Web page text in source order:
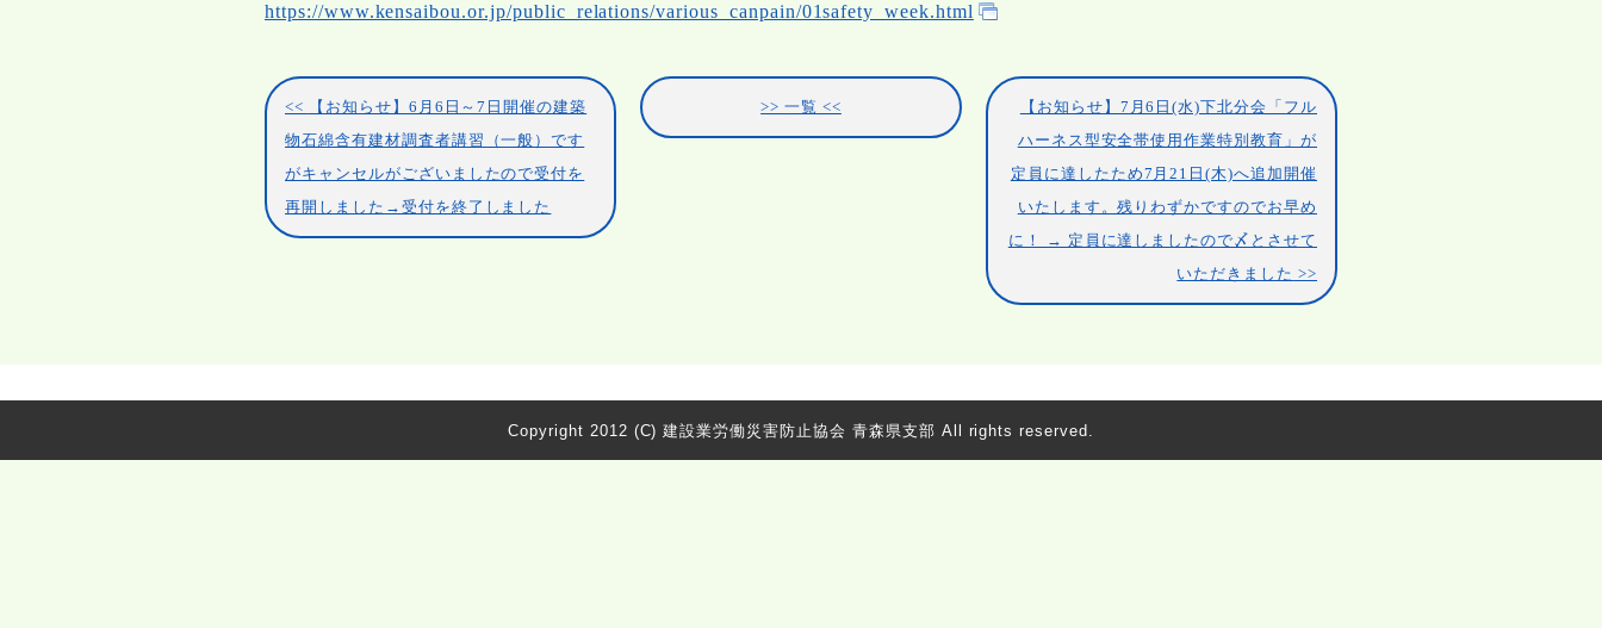
https://www.kensaibou.or.jp/public_relations/various_canpain/01safety_week.html
【お知らせ】6月6日～7日開催の建築
物石綿含有建材調査者講習（一般）です
がキャンセルがございましたので受付を
再開しました→受付を終了しました
一覧
【お知らせ】7月6日(水)下北分会「フル
ハーネス型安全帯使用作業特別教育」が
定員に達したため7月21日(木)へ追加開催
いたします。残りわずかですのでお早め
に！ → 定員に達しましたので〆とさせて
いただきました
Copyright 2012 (C) 建設業労働災害防止協会 青森県支部 All rights reserved.